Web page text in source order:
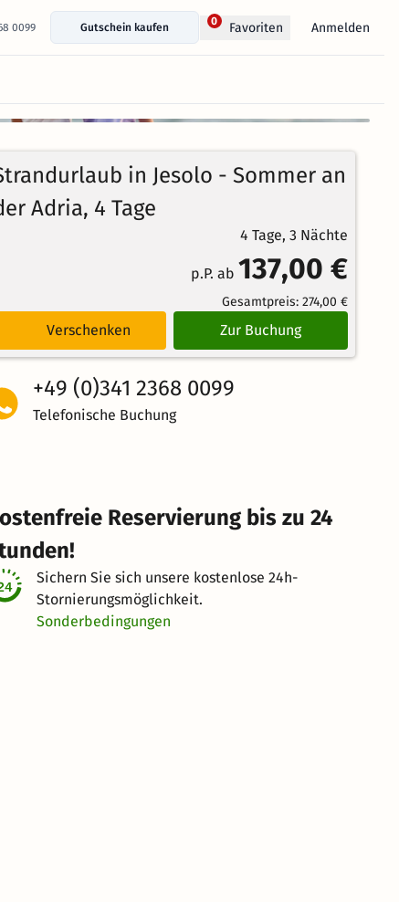
0099 Gutschein kaufen
0 Favoriten Anmelden
100%
Bewertungen
4/5
in Jesolo - Sommer an
Adria, 4 Tage
4 Tage, 3 Nächte
p.P. ab 137,00 €
Gesamtpreis: 274,00 €
Verschenken Zur Buchung
+49 (0)341 2368 0099
Telefonische Buchung
Reservierung bis zu 24
Sichern Sie sich unsere kostenlose 24h-
Stornierungsmöglichkeit.
Sonderbedingungen